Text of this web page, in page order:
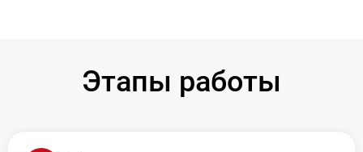
Этапы работы